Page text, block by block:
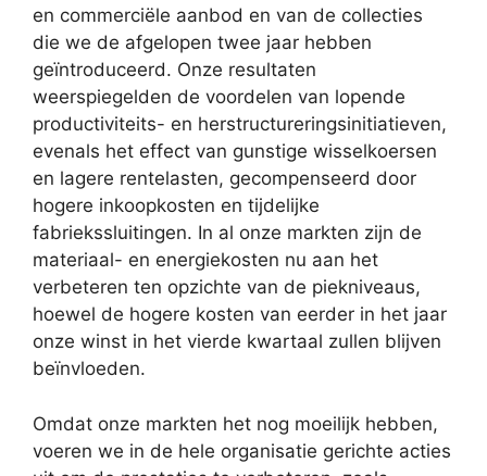
en commerciële aanbod en van de collecties
die we de afgelopen twee jaar hebben
geïntroduceerd. Onze resultaten
weerspiegelden de voordelen van lopende
productiviteits- en herstructureringsinitiatieven,
evenals het effect van gunstige wisselkoersen
en lagere rentelasten, gecompenseerd door
hogere inkoopkosten en tijdelijke
fabriekssluitingen. In al onze markten zijn de
materiaal- en energiekosten nu aan het
verbeteren ten opzichte van de piekniveaus,
hoewel de hogere kosten van eerder in het jaar
onze winst in het vierde kwartaal zullen blijven
beïnvloeden.
Omdat onze markten het nog moeilijk hebben,
voeren we in de hele organisatie gerichte acties